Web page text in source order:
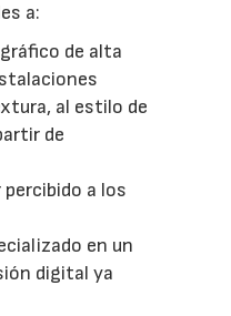
a:
de alta
al estilo de
de
a los
en un
digital ya